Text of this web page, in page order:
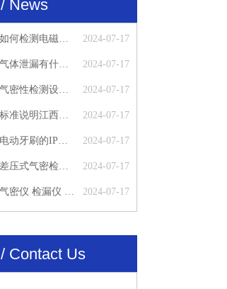
/ News
2024-07-17
江西海德科技如何检测电磁阀的密封性
2024-07-17
江西海德科技气体泄漏有什么影响
2024-07-17
江西海德科技气密性检测设备应用范围
2024-07-17
防水等级气压标准说明江西海德科技
2024-07-17
江西海德科技电动牙刷的IP防水等级检测方法
2024-07-17
江西海德科技差压式气密检漏仪原理
2024-07-17
江西海德科技气密仪 检漏仪 气密性检测仪 工作原理 使用说明
/ Contact Us